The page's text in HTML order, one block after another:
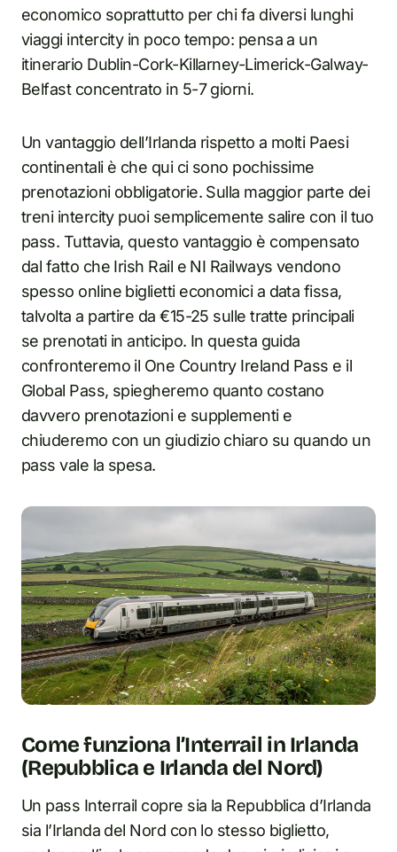
economico soprattutto per chi fa diversi lunghi
viaggi intercity in poco tempo: pensa a un
itinerario Dublin-Cork-Killarney-Limerick-Galway-
Belfast concentrato in 5-7 giorni.
Un vantaggio dell’Irlanda rispetto a molti Paesi
continentali è che qui ci sono pochissime
prenotazioni obbligatorie. Sulla maggior parte dei
treni intercity puoi semplicemente salire con il tuo
pass. Tuttavia, questo vantaggio è compensato
dal fatto che Irish Rail e NI Railways vendono
spesso online biglietti economici a data fissa,
talvolta a partire da €15-25 sulle tratte principali
se prenotati in anticipo. In questa guida
confronteremo il One Country Ireland Pass e il
Global Pass, spiegheremo quanto costano
davvero prenotazioni e supplementi e
chiuderemo con un giudizio chiaro su quando un
pass vale la spesa.
Come funziona l’Interrail in Irlanda
(Repubblica e Irlanda del Nord)
Un pass Interrail copre sia la Repubblica d’Irlanda
sia l’Irlanda del Nord con lo stesso biglietto,